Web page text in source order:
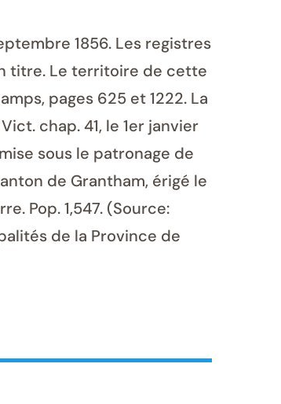
1856. Les registres
titre. Le territoire de cette
pages 625 et 1222. La
chap. 41, le 1er janvier
sous le patronage de
de Grantham, érigé le
Pop. 1,547. (Source:
de la Province de